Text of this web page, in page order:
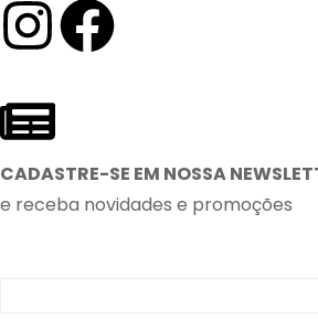
CADASTRE-SE EM NOSSA
e receba novidades e promoções